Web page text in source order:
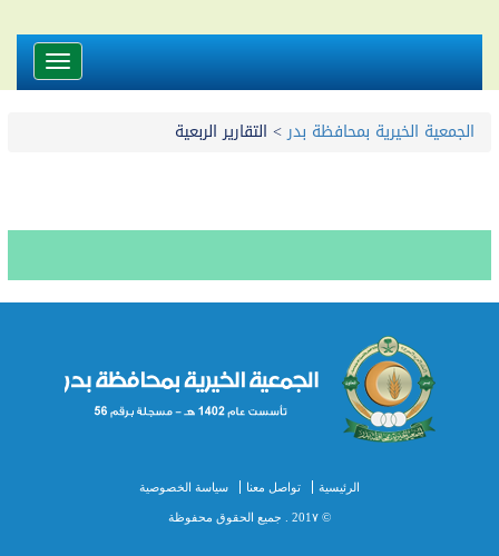
Toggle
الجمعية الخيرية بمحافظة بدر> التقارير الربعية
الرئيسية تواصل معنا سياسة الخصوصية
© 201٧ . جميع الحقوق محفوظة